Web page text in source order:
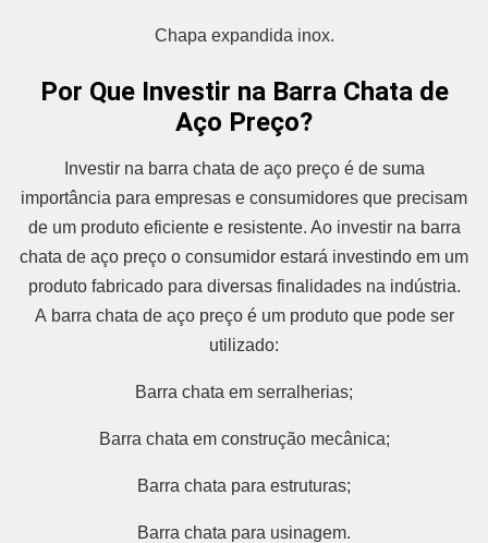
Chapa expandida inox.
Por Que Investir na Barra Chata de
Aço Preço?
Investir na barra chata de aço preço é de suma
importância para empresas e consumidores que precisam
de um produto eficiente e resistente. Ao investir na barra
chata de aço preço o consumidor estará investindo em um
produto fabricado para diversas finalidades na indústria.
A barra chata de aço preço é um produto que pode ser
utilizado:
Barra chata em serralherias;
Barra chata em construção mecânica;
Barra chata para estruturas;
Barra chata para usinagem.